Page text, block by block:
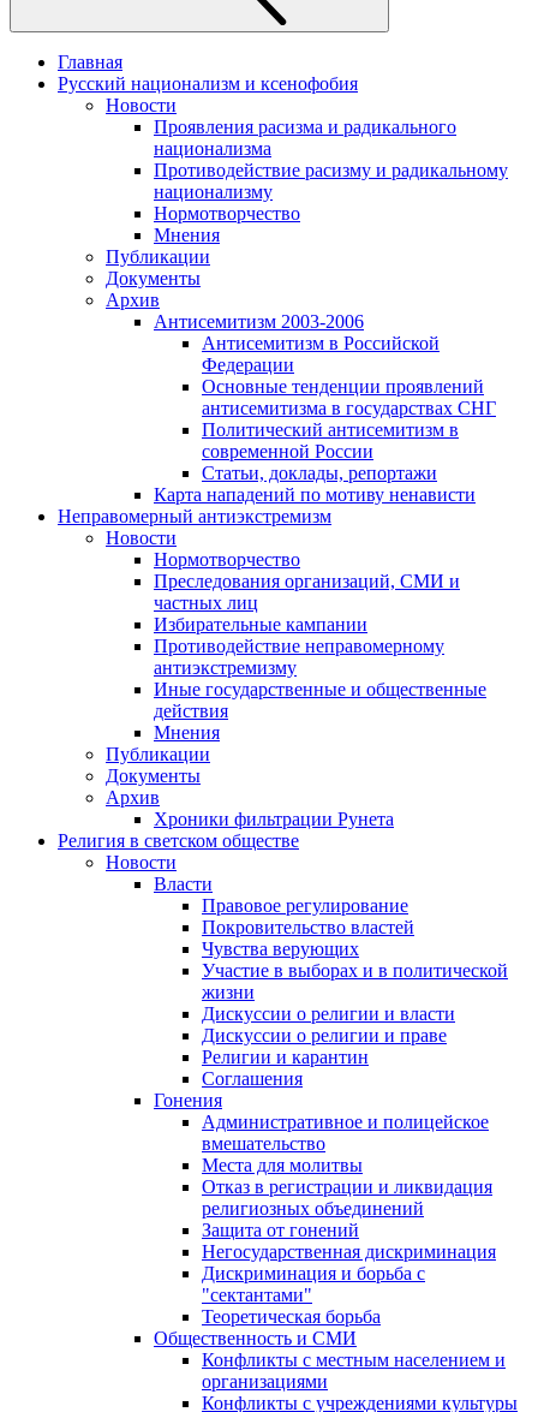
Главная
Русский национализм и ксенофобия
Новости
Проявления расизма и радикального
национализма
Противодействие расизму и радикальному
национализму
Нормотворчество
Мнения
Публикации
Документы
Архив
Антисемитизм 2003-2006
Антисемитизм в Российской
Федерации
Основные тенденции проявлений
антисемитизма в государствах СНГ
Политический антисемитизм в
современной России
Статьи, доклады, репортажи
Карта нападений по мотиву ненависти
Неправомерный антиэкстремизм
Новости
Нормотворчество
Преследования организаций, СМИ и
частных лиц
Избирательные кампании
Противодействие неправомерному
антиэкстремизму
Иные государственные и общественные
действия
Мнения
Публикации
Документы
Архив
Хроники фильтрации Рунета
Религия в светском обществе
Новости
Власти
Правовое регулирование
Покровительство властей
Чувства верующих
Участие в выборах и в политической
жизни
Дискуссии о религии и власти
Дискуссии о религии и праве
Религии и карантин
Соглашения
Гонения
Административное и полицейское
вмешательство
Места для молитвы
Отказ в регистрации и ликвидация
религиозных объединений
Защита от гонений
Негосударственная дискриминация
Дискриминация и борьба с
"сектантами"
Теоретическая борьба
Общественность и СМИ
Конфликты с местным населением и
организациями
Конфликты с учреждениями культуры